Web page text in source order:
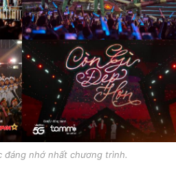
đáng nhớ nhất chương trình.